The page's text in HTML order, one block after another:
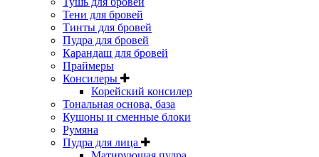
Тени для бровей
Тинты для бровей
Пудра для бровей
Карандаш для бровей
Праймеры
Консилеры
Корейский консилер
Тональная основа, база
Кушоны и сменные блоки
Румяна
Пудра для лица